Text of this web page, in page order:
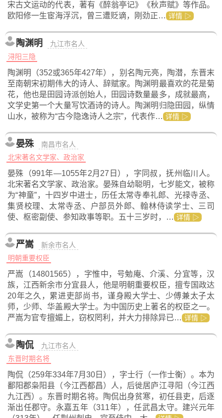
宋古文运动的代表，著有《醉翁亭记》《秋声赋》等作品。
欧阳修一生宦海浮沉，曾三遭贬谪，刚劲正… 详情 ▷
陶渊明
九江市名人
浔阳三隐
陶渊明（352或365年427年），别名陶元亮，陶潜，东晋末
至南朝宋初期伟大的诗人、辞赋家。陶渊明最喜欢的花是菊
花，他也是田园诗派创始人，田园诗数量最多，成就最高，
文学史第一个大量写饮酒诗的诗人。陶渊明归隐田园，纵情
山水，被称为“古今隐逸诗人之宗”，代表作… 详情 ▷
晏殊
南昌市名人
北宋著名文学家、政治家
晏殊（991年—1055年2月27日），字同叔，抚州临川人。
北宋著名文学家、政治家。晏殊自幼聪明，七岁能文，被称
为“神童”，十四岁中进士，历任太常寺奉礼郎、光禄寺丞、
集贤校理、太常寺丞、户部员外郎、翰林侍读学士、三司
使、枢密副使、参知政事等职。五十三岁时，… 详情 ▷
严嵩
新余市名人
明朝重要权臣
严嵩（14801565），字惟中，号勉庵、介溪、分宜等，汉
族，江西新余市分宜县人，他是明朝重要权臣，擅专国政达
20年之久，累进吏部尚书，谨身殿大学士、少傅兼太子太
师，少师、华盖殿大学士。为中国历史上著名的权臣之一。
严嵩为官专擅媚上，窃权罔利，并大力排除异已… 详情 ▷
陶侃
九江市名人
东晋时期名将
陶侃（259年334年7月30日），字士行（一作士衡）。本为
鄱阳郡枭阳县（今江西都昌）人，后徙居庐江寻阳（今江西
九江西）。东晋时期名将。陶侃出身贫寒，初任县吏，后逐
渐出任郡守。永嘉五年（311年），任武昌太守。建兴元年